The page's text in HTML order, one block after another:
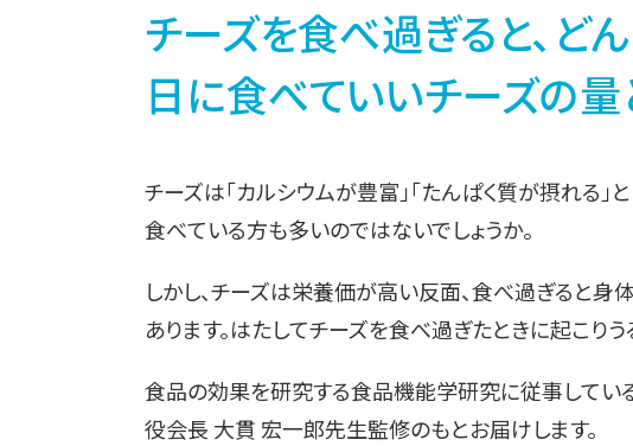
チーズを食べ過ぎると、ど
日に食べていいチーズの
チーズは「カルシウムが豊富」「たんぱく質が摂れる
食べている方も多いのではないでしょうか。
しかし、チーズは栄養価が高い反面、食べ過ぎると
あります。はたしてチーズを食べ過ぎたときに起こりう
食品の効果を研究する食品機能学研究に従事してい
役会長 大貫 宏一郎先生監修のもとお届けします。